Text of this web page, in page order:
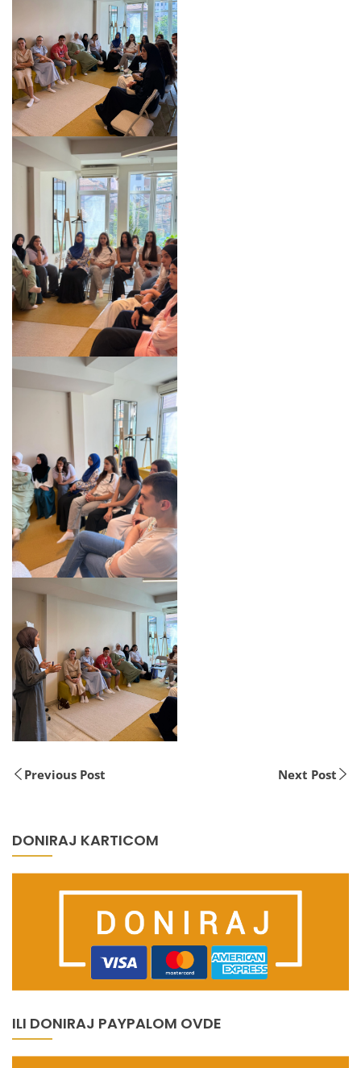
Previous Post Next Post
DONIRAJ KARTICOM
ILI DONIRAJ PAYPALOM OVDE